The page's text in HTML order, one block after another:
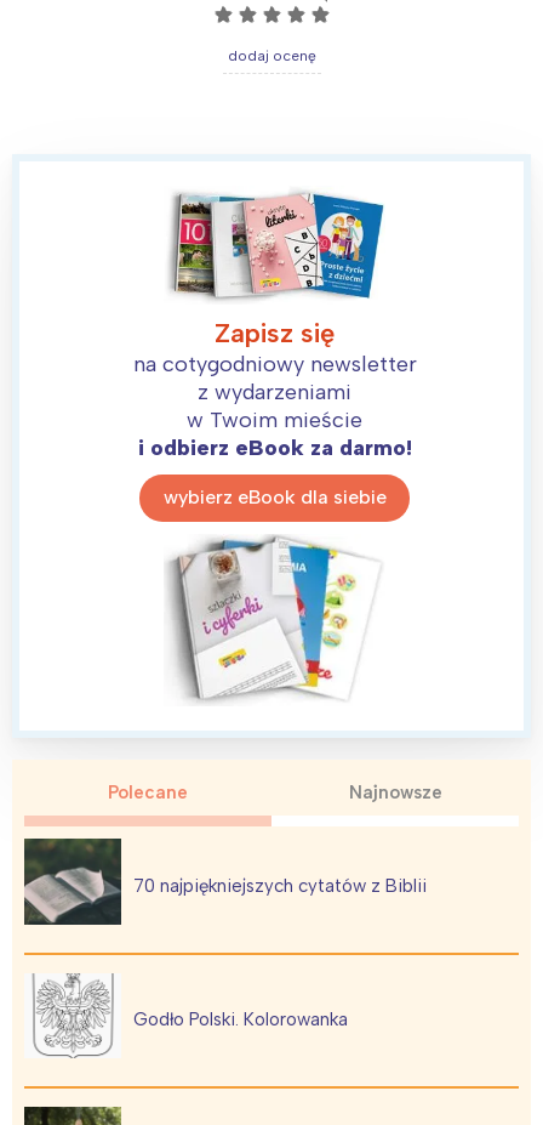
☆ ☆ ☆ ☆ ☆
dodaj ocenę
Zapisz się
na cotygodniowy newsletter
z wydarzeniami
w Twoim mieście
i odbierz eBook za darmo!
wybierz eBook dla siebie
Polecane Najnowsze
70 najpiękniejszych cytatów z Biblii
Godło Polski. Kolorowanka
Interesują mnie wydarzenia z